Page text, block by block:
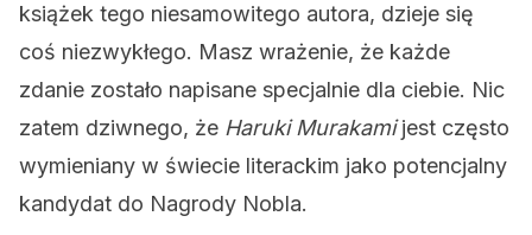
książek tego niesamowitego autora, dzieje się
coś niezwykłego. Masz wrażenie, że każde
zdanie zostało napisane specjalnie dla ciebie. Nic
zatem dziwnego, że Haruki Murakamijest często
wymieniany w świecie literackim jako potencjalny
kandydat do Nagrody Nobla.